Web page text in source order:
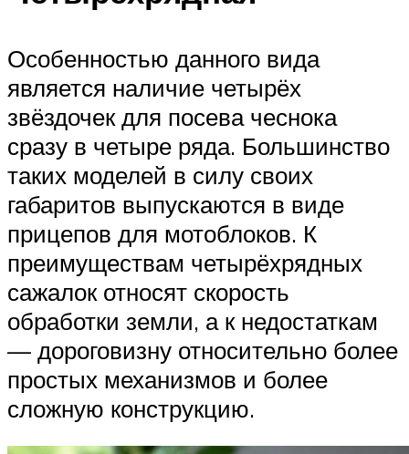
Особенностью данного вида
является наличие четырёх
звёздочек для посева чеснока
сразу в четыре ряда. Большинство
таких моделей в силу своих
габаритов выпускаются в виде
прицепов для мотоблоков. К
преимуществам четырёхрядных
сажалок относят скорость
обработки земли, а к недостаткам
— дороговизну относительно более
простых механизмов и более
сложную конструкцию.